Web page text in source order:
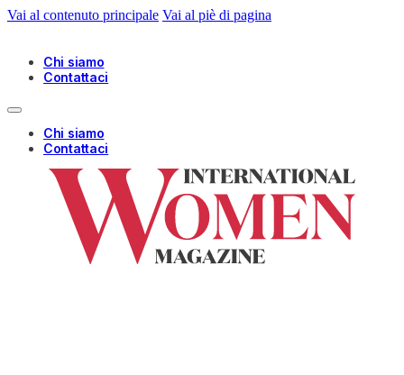
Vai al contenuto principale Vai al piè di pagina
Chi siamo
Contattaci
Chi siamo
Contattaci